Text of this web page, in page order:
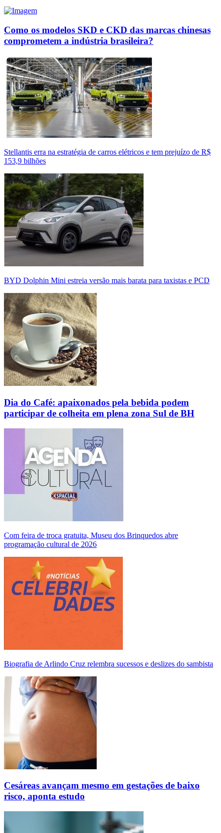
Como os modelos SKD e CKD das marcas chinesas
comprometem a indústria brasileira?
Stellantis erra na estratégia de carros elétricos e tem prejuízo de R$
153,9 bilhões
BYD Dolphin Mini estreia versão mais barata para taxistas e PCD
Dia do Café: apaixonados pela bebida podem
participar de colheita em plena zona Sul de BH
Com feira de troca gratuita, Museu dos Brinquedos abre
programação cultural de 2026
Biografia de Arlindo Cruz relembra sucessos e deslizes do sambista
Cesáreas avançam mesmo em gestações de baixo
risco, aponta estudo